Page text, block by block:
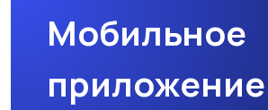
Мобильное
приложение